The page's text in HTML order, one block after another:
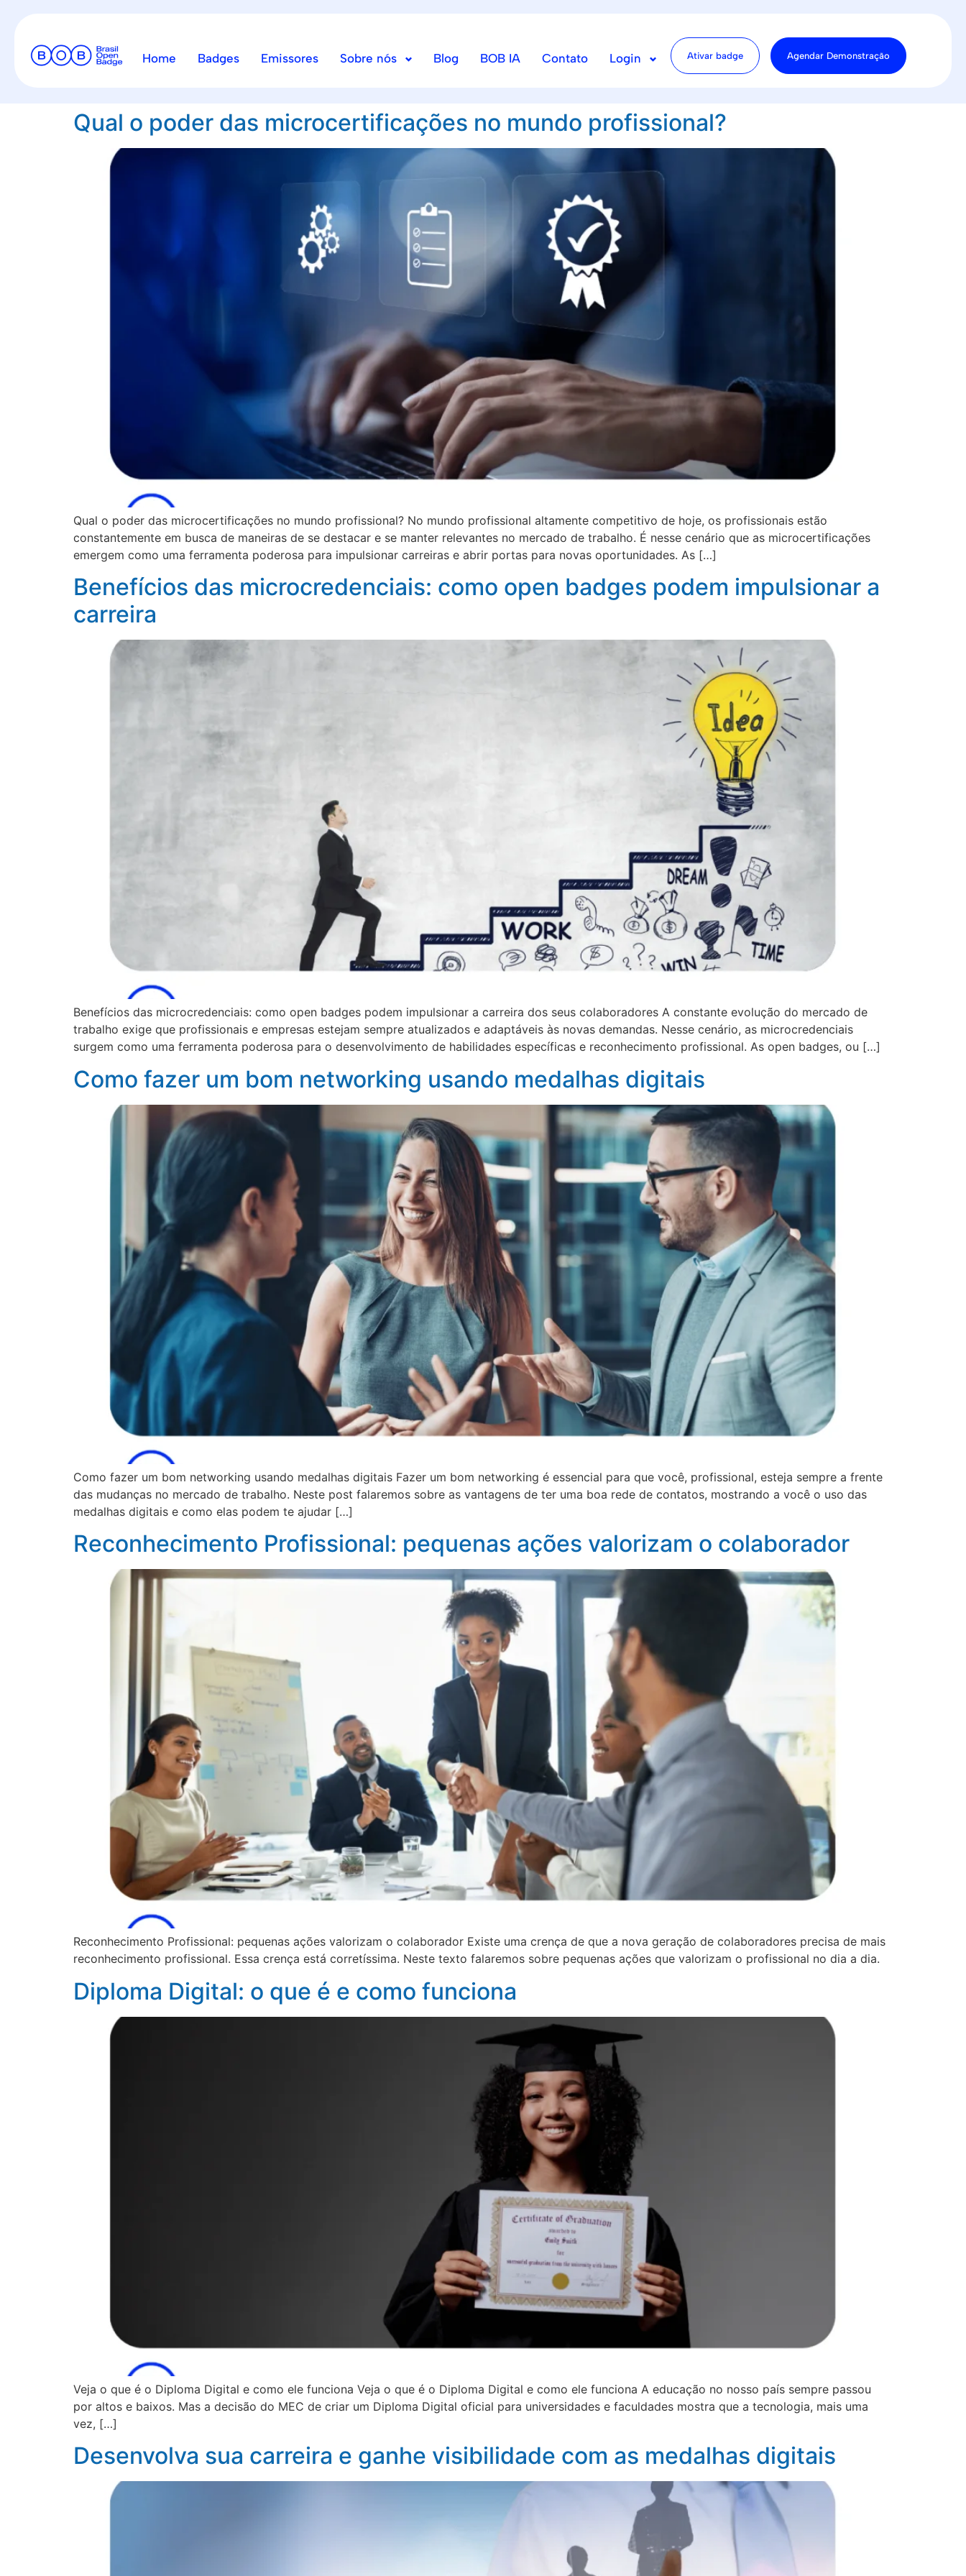
Home Badges Emissores Sobre nós Blog BOB IA Contato Login Ativar badge Agendar Demonstração
Qual o poder das microcertificações no mundo profissional?
Qual o poder das microcertificações no mundo profissional? No mundo profissional altamente competitivo de hoje, os profissionais estão
constantemente em busca de maneiras de se destacar e se manter relevantes no mercado de trabalho. É nesse cenário que as microcertificações
emergem como uma ferramenta poderosa para impulsionar carreiras e abrir portas para novas oportunidades. As […]
Benefícios das microcredenciais: como open badges podem impulsionar a
carreira
Benefícios das microcredenciais: como open badges podem impulsionar a carreira dos seus colaboradores A constante evolução do mercado de
trabalho exige que profissionais e empresas estejam sempre atualizados e adaptáveis às novas demandas. Nesse cenário, as microcredenciais
surgem como uma ferramenta poderosa para o desenvolvimento de habilidades específicas e reconhecimento profissional. As open badges, ou […]
Como fazer um bom networking usando medalhas digitais
Como fazer um bom networking usando medalhas digitais Fazer um bom networking é essencial para que você, profissional, esteja sempre a frente
das mudanças no mercado de trabalho. Neste post falaremos sobre as vantagens de ter uma boa rede de contatos, mostrando a você o uso das
medalhas digitais e como elas podem te ajudar […]
Reconhecimento Profissional: pequenas ações valorizam o colaborador
Reconhecimento Profissional: pequenas ações valorizam o colaborador Existe uma crença de que a nova geração de colaboradores precisa de mais
reconhecimento profissional. Essa crença está corretíssima. Neste texto falaremos sobre pequenas ações que valorizam o profissional no dia a dia.
Diploma Digital: o que é e como funciona
Veja o que é o Diploma Digital e como ele funciona Veja o que é o Diploma Digital e como ele funciona A educação no nosso país sempre passou
por altos e baixos. Mas a decisão do MEC de criar um Diploma Digital oficial para universidades e faculdades mostra que a tecnologia, mais uma
vez, […]
Desenvolva sua carreira e ganhe visibilidade com as medalhas digitais